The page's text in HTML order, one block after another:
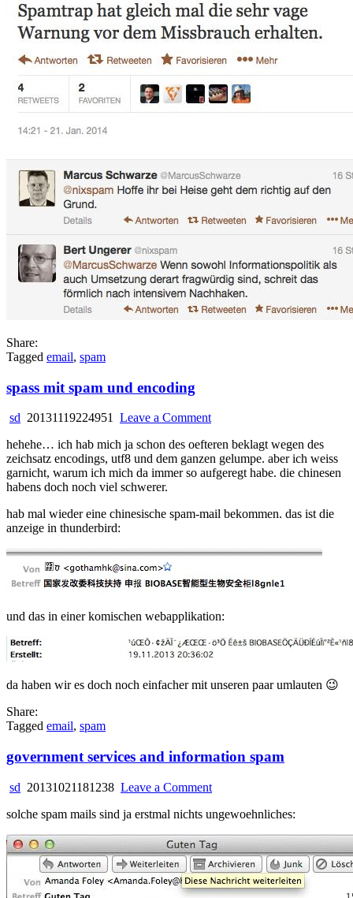
Share:
Tagged email, spam
spass mit spam und encoding
sd 20131119224951 Leave a Commenton
mit
spam
und
hehehe… ich hab mich ja schon des oefteren beklagt wegen des
zeichsatz encodings, utf8 und dem ganzen gelumpe. aber ich weiss
garnicht, warum ich mich da immer so aufgeregt habe. die chinesen
habens doch noch viel schwerer.
hab mal wieder eine chinesische spam-mail bekommen. das ist die
anzeige in thunderbird:
und das in einer komischen webapplikation:
da haben wir es doch noch einfacher mit unseren paar umlauten 😉
Share:
Tagged email, spam
government services and information spam
sd 20131021181238 Leave a Commenton
services
information
spam
solche spam mails sind ja erstmal nichts ungewoehnliches: